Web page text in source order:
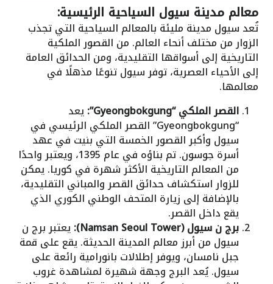
معالم مدينة سيول السياحية الرئيسية:
تُعد سيول مدينة مليئة بالمعالم السياحية التي تجذب
الزوار من مختلف أنحاء العالم. من القصور الملكية
التاريخية إلى أسواقها التقليدية، ومن الحدائق العامة
إلى الأحياء العصرية، توفر سيول تنوعًا مذهلًا في
معالمها.
القصر الملكي “Gyeongbokgung”:
يعد
“Gyeongbokgung” القصر الملكي الرئيسي في
سيول وأكبر القصور الخمسة التي بنيت في عهد
أسرة جوسون. تم بناؤه في عام 1395، ويعتبر واحدًا
من المعالم التاريخية الأكثر شهرة في كوريا. يمكن
للزوار استكشاف حدائق القصر والمباني التقليدية،
بالإضافة إلى زيارة المتحف الوطني الكوري الذي
يقع داخل القصر.
برج ن سيول (Namsan Seoul Tower): يعتبر برج ن
سيول من أبرز معالم المدينة الحديثة. يقع على قمة
جبل نامسان، ويوفر إطلالات بانورامية رائعة على
سيول. يُعد البرج وجهة شهيرة لمشاهدة غروب